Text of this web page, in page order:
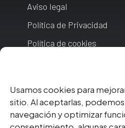
Usamos cookies para
sitio. Al aceptarlas, podemos
navegación y optimizar
Aviso legal
Política de Privacidad
Política de cookies